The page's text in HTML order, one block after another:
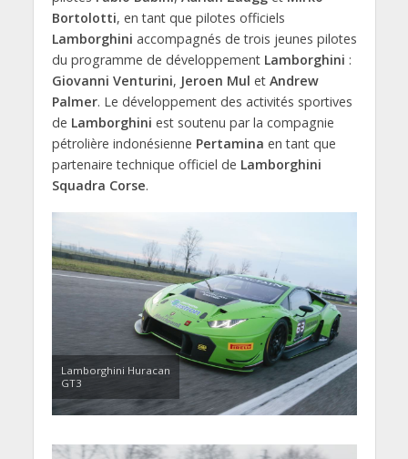
Bortolotti, en tant que pilotes officiels
Lamborghini accompagnés de trois jeunes pilotes
du programme de développement Lamborghini :
Giovanni Venturini, Jeroen Mul et Andrew
Palmer. Le développement des activités sportives
de Lamborghini est soutenu par la compagnie
pétrolière indonésienne Pertamina en tant que
partenaire technique officiel de Lamborghini
Squadra Corse.
Lamborghini Huracan
GT3